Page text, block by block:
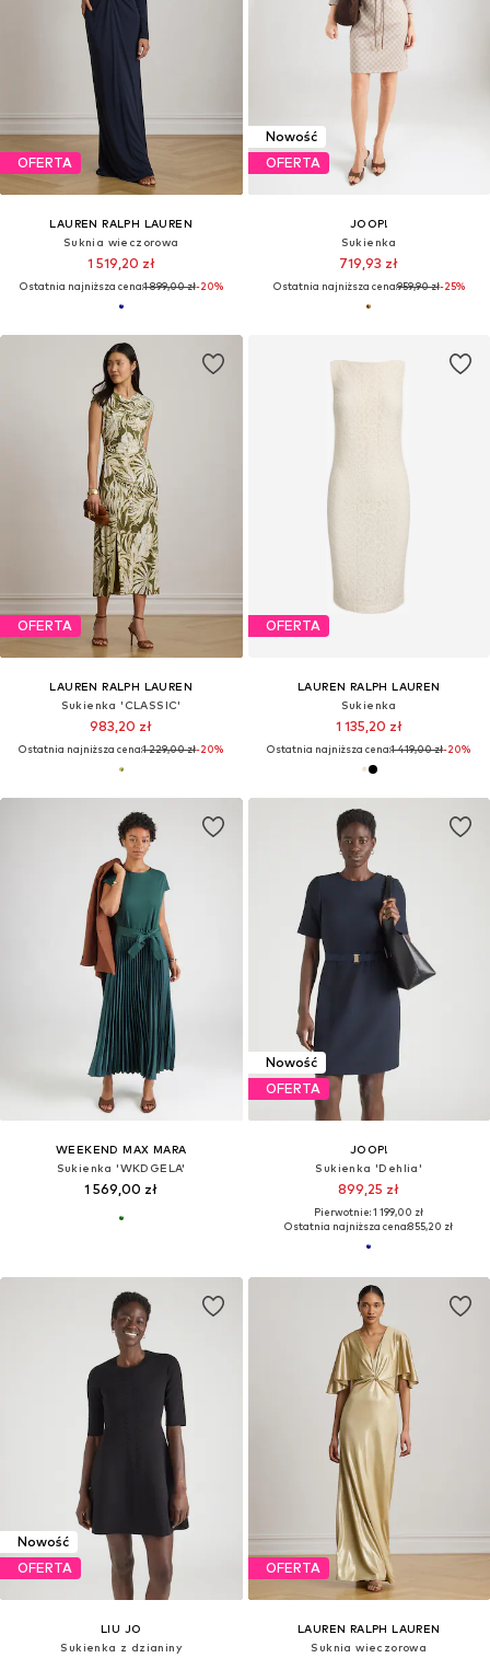
OFERTA
LAUREN RALPH LAUREN
Suknia wieczorowa
1 519,20 zł
Ostatnia najniższa cena:1 899,00 zł-20%
Nowość
OFERTA
JOOP!
Sukienka
719,93 zł
Ostatnia najniższa cena:959,90 zł-25%
OFERTA
LAUREN RALPH LAUREN
Sukienka 'CLASSIC'
983,20 zł
Ostatnia najniższa cena:1 229,00 zł-20%
OFERTA
LAUREN RALPH LAUREN
Sukienka
1 135,20 zł
Ostatnia najniższa cena:1 419,00 zł-20%
WEEKEND MAX MARA
Sukienka 'WKDGELA'
1 569,00 zł
Nowość
OFERTA
JOOP!
Sukienka 'Dehlia'
899,25 zł
Pierwotnie: 1 199,00 zł
Ostatnia najniższa cena:855,20 zł
Nowość
OFERTA
LIU JO
Sukienka z dzianiny
OFERTA
LAUREN RALPH LAUREN
Suknia wieczorowa